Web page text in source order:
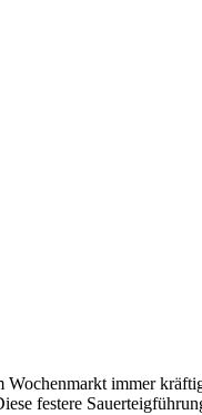
immer
festere